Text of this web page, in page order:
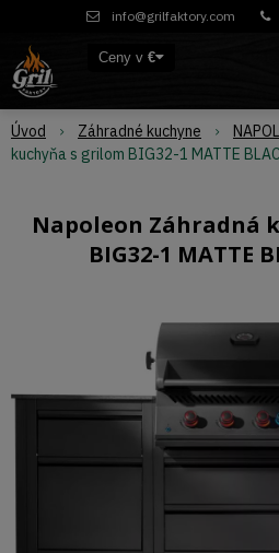
info@grilfaktory.com
Ceny v €
Úvod Záhradné kuchyne
kuchyňa s grilom BIG32-1 MATTE
Napoleon Záhradná
BIG32-1 MATTE